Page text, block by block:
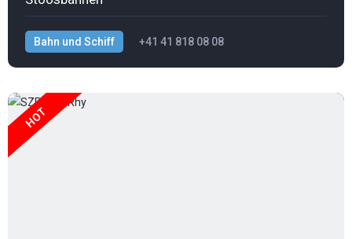
Bahn und Schiff +41 41 818 08 08
HOT